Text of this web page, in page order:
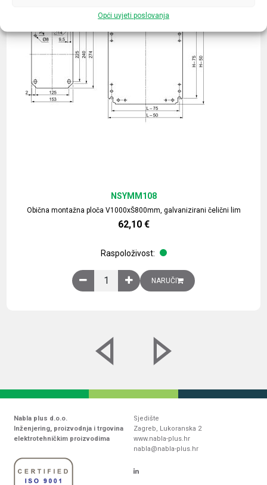
Opći uvjeti poslovanja
Obična montažna ploča V1000xŠ800mm, galvanizirani čelični lim
NSYMM108
62,10 €
Raspoloživost:
Obična montažna ploča V1000xŠ800mm,
NARUČI
Nabla plus d.o.o.
Inženjering, proizvodnja i trgovina
elektrotehničkim proizvodima
Sjedište
Zagreb, Lukoranska 2
www.nabla-plus.hr
nabla@nabla-plus.hr